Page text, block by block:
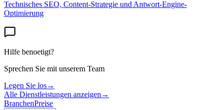
Technisches SEO, Content-Strategie und Antwort-Engine-
Optimierung
Hilfe benoetigt?
Sprechen Sie mit unserem Team
Legen Sie los→
Alle Dienstleistungen anzeigen →
BranchenPreise